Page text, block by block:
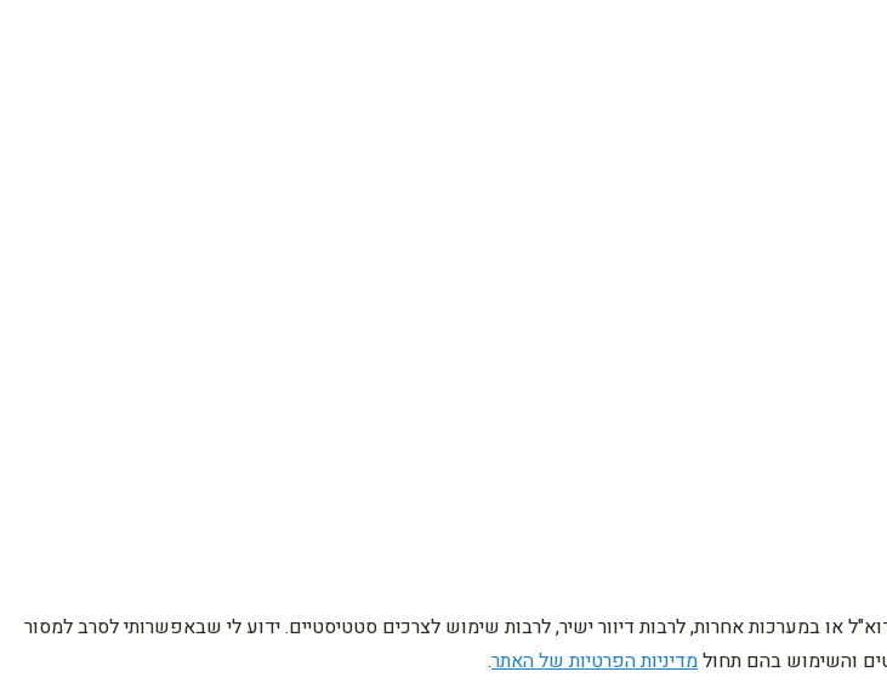
או במערכות אחרות, לרבות דיוור ישיר, לרבות שימוש לצרכים סטטיסטיים. ידוע לי שבאפשרותי לסרב למסור
והשימוש בהם תחולמדיניות הפרטיות של האתר.